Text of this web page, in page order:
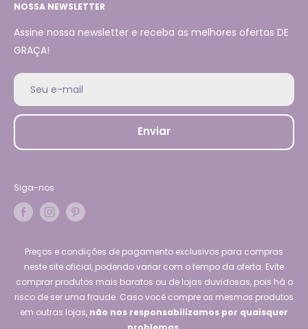
NOSSA NEWSLETTER
Assine nossa newsletter e receba as melhores ofertas DE
GRAÇA!
Seu e-mail
Enviar
Siga-nos
Preços e condições de pagamento exclusivos para compras
neste site oficial, podendo variar com o tempo da oferta. Evite
comprar produtos mais baratos ou de lojas duvidosas, pois há o
risco de ser uma fraude. Caso você compre os mesmos produtos
em outras lojas, não nos responsabilizamos por quaisquer